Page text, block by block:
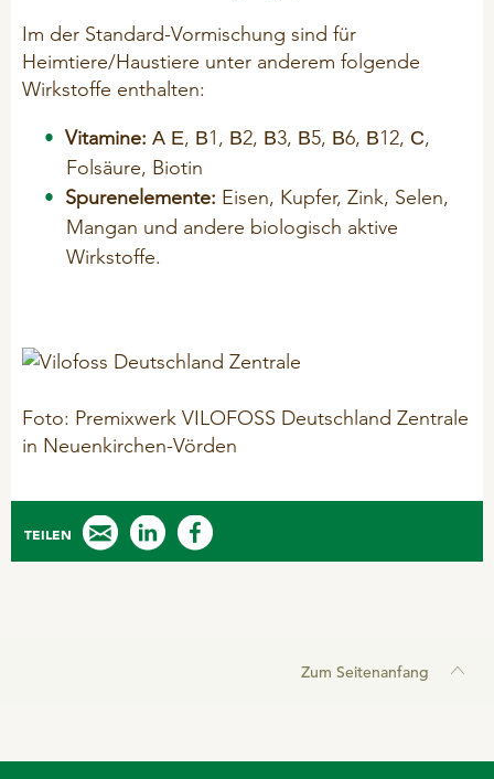
Im der Standard-Vormischung sind für
Heimtiere/Haustiere unter anderem folgende
Wirkstoffe enthalten:
Vitamine: А Е, В1, В2, В3, В5, В6, В12, С,
Folsäure, Biotin
Spurenelemente: Eisen, Kupfer, Zink, Selen,
Mangan und andere biologisch aktive
Wirkstoffe.
Foto: Premixwerk VILOFOSS Deutschland Zentrale
in Neuenkirchen-Vörden
TEILEN
Zum Seitenanfang